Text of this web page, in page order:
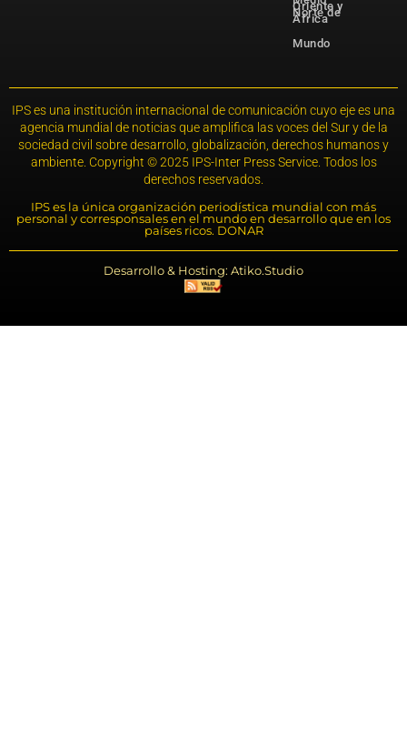
Oriente y
Norte de
África
Mundo
IPS es una institución internacional de comunicación cuyo eje es una
agencia mundial de noticias que amplifica las voces del Sur y de la
sociedad civil sobre desarrollo, globalización, derechos humanos y
ambiente. Copyright © 2025 IPS-Inter Press Service. Todos los
derechos reservados.
IPS es la única organización periodística mundial con más
personal y corresponsales en el mundo en desarrollo que en los
países ricos. DONAR
Desarrollo & Hosting: Atiko.Studio